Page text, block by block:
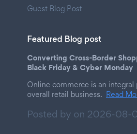
Guest Blog Post
Featured Blog post
Converting Cross-Border
Black Friday & Cyber Monday
Online commerce is an integral
overall retail business. Read
Posted by on 2026-08-